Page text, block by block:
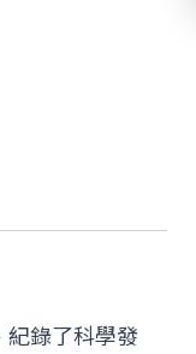
紀錄了科學發